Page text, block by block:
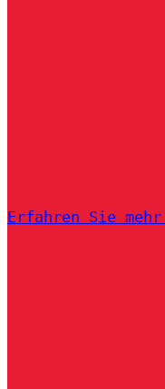
Erfahren Sie